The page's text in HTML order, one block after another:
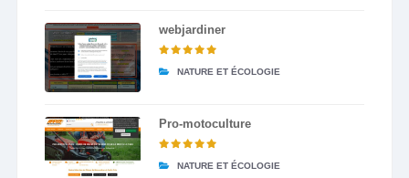
webjardiner
NATURE ET ÉCOLOGIE
Pro-motoculture
NATURE ET ÉCOLOGIE